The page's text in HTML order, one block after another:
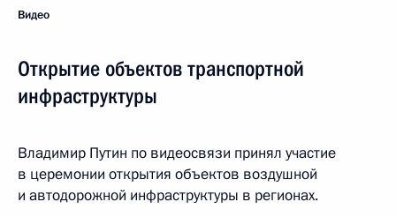
Видео
Открытие объектов транспортной
инфраструктуры
Владимир Путин по видеосвязи принял участие
в церемонии открытия объектов воздушной
и автодорожной инфраструктуры в регионах.